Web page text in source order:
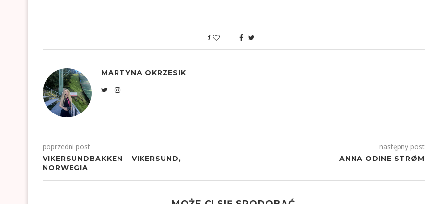
1
MARTYNA OKRZESIK
poprzedni post
VIKERSUNDBAKKEN – VIKERSUND,
NORWEGIA
następny post
ANNA ODINE STRØM